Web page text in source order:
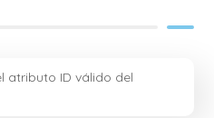
atributo ID válido del